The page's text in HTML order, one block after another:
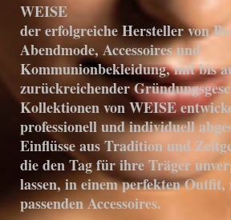
WEISE
der erfolgreiche Hersteller von
Abendmode, Accessoires und
Kommunionbekleidung, mit bis
zurückreichender
Kollektionen von WEISE
professionell und individuell
Einflüsse aus Tradition und
die den Tag für ihre Träger
lassen, in einem perfekten
passenden Accessoires.